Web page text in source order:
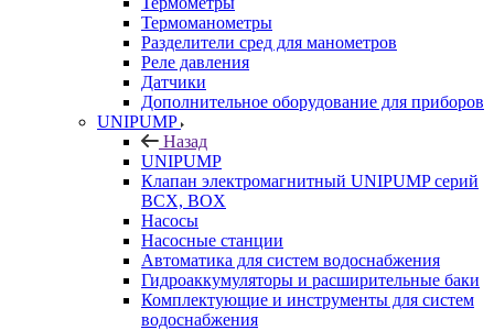
Термоманометры
Разделители сред для манометров
Реле давления
Датчики
Дополнительное оборудование для приборов
UNIPUMP
Назад
UNIPUMP
Клапан электромагнитный UNIPUMP серий
BCX, BOX
Насосы
Насосные станции
Автоматика для систем водоснабжения
Гидроаккумуляторы и расширительные баки
Комплектующие и инструменты для систем
водоснабжения